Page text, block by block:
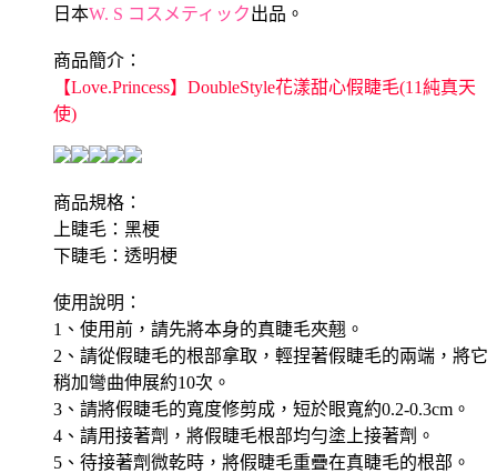
日本W. S コスメティック出品。
商品簡介：
【Love.Princess】DoubleStyle花漾甜心假睫毛(11純真天
使)
商品規格：
上睫毛：黑梗
下睫毛：透明梗
使用說明：
1、使用前，請先將本身的真睫毛夾翹。
2、請從假睫毛的根部拿取，輕捏著假睫毛的兩端，將它
稍加彎曲伸展約10次。
3、請將假睫毛的寬度修剪成，短於眼寬約0.2-0.3cm。
4、請用接著劑，將假睫毛根部均勻塗上接著劑。
5、待接著劑微乾時，將假睫毛重疊在真睫毛的根部。